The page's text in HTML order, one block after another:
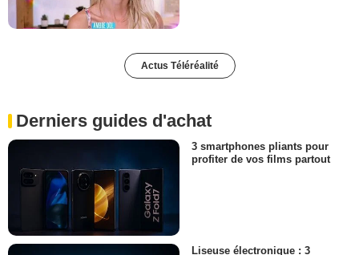
Actus Téléréalité
Derniers guides d'achat
3 smartphones pliants pour
profiter de vos films partout
Liseuse électronique : 3